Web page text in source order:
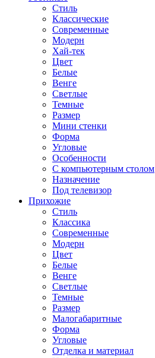
Стиль
Классические
Современные
Модерн
Хай-тек
Цвет
Белые
Венге
Светлые
Темные
Размер
Мини стенки
Форма
Угловые
Особенности
С компьютерным столом
Назначение
Под телевизор
Прихожие
Стиль
Классика
Современные
Модерн
Цвет
Белые
Венге
Светлые
Темные
Размер
Малогабаритные
Форма
Угловые
Отделка и материал